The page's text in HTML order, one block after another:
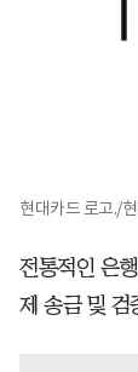
현대카드 로고./
전통적인 은
제 송금 및 검